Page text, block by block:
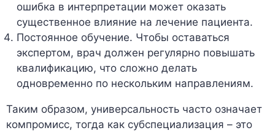
ошибка в интерпретации может оказать
существенное влияние на лечение пациента.
Постоянное обучение. Чтобы оставаться
экспертом, врач должен регулярно повышать
квалификацию, что сложно делать
одновременно по нескольким направлениям.
Таким образом, универсальность часто означает
компромисс, тогда как субспециализация – это